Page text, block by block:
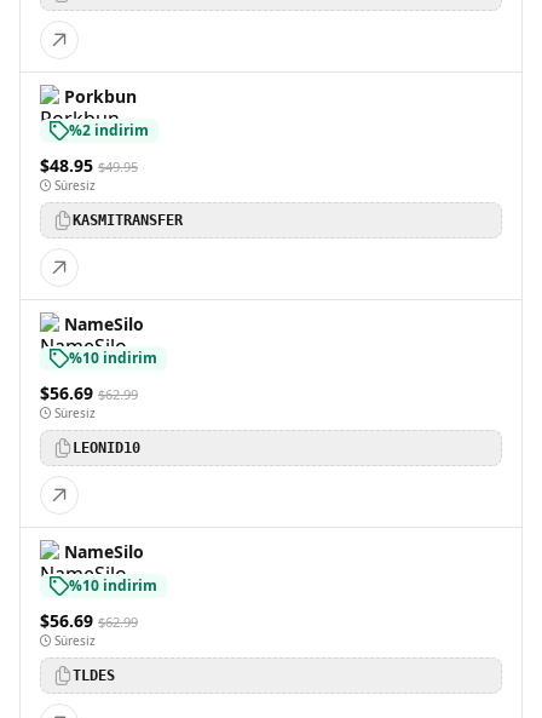
Porkbun
%2 indirim
$48.95 $49.95
Süresiz
KASMITRANSFER
NameSilo
%10 indirim
$56.69 $62.99
Süresiz
LEONID10
NameSilo
%10 indirim
$56.69 $62.99
Süresiz
TLDES